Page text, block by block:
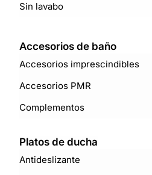
Sin lavabo
Accesorios de baño
Accesorios imprescindibles
Accesorios PMR
Complementos
Platos de ducha
Antideslizante